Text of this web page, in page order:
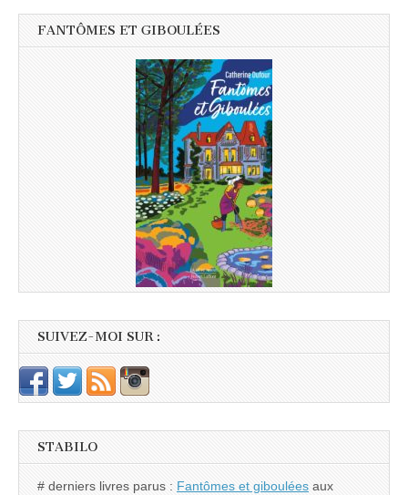
FANTÔMES ET GIBOULÉES
SUIVEZ-MOI SUR :
STABILO
# derniers livres parus : Fantômes et giboulées aux